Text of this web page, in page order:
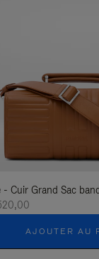
- Cuir Grand Sac
AJOUTER AU